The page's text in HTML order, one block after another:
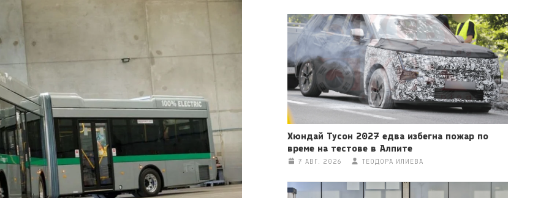
Хюндай Тусон 2027 едва избегна пожар по
време на тестове в Алпите
7 АВГ. 2026 ТЕОДОРА ИЛИЕВА